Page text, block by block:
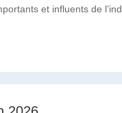
et influents de